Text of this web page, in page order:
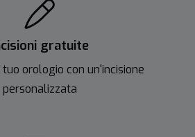
gratuite
tuo orologio con un'incisione
personalizzata